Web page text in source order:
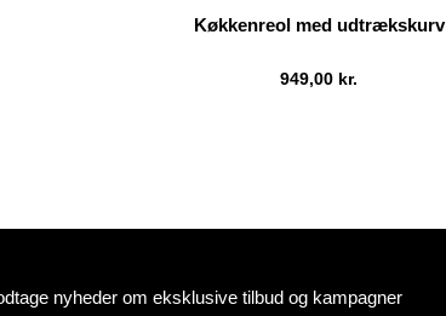
Køkkenreol med udtrækskurv
949,00 kr.
nyheder om eksklusive tilbud og kampagner